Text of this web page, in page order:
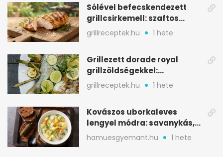
Sólével befecskendezett
grillcsirkemell: szaftos
marad, nem szárad ki
grillreceptek.hu 1 hete
Grillezett dorade royal
grillzöldségekkel:
mediterrán ízek a rostélyról
grillreceptek.hu 1 hete
Kovászos uborkaleves
lengyel módra: savanykás,
kapros, meglepően
tartalmas
hamuesgyemant.hu 1 hete